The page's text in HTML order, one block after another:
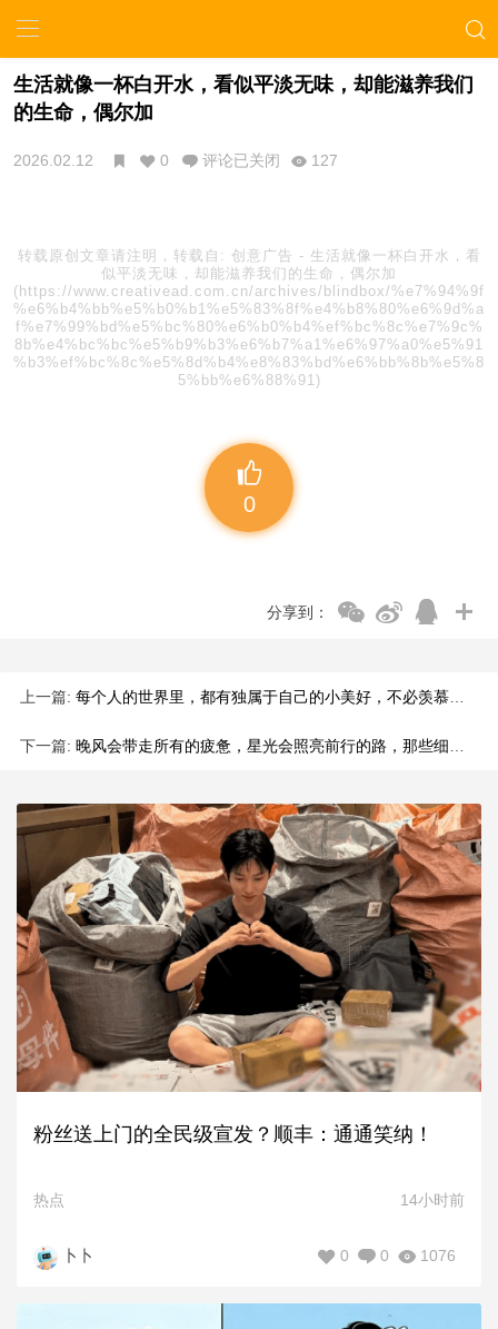
生活就像一杯白开水，看似平淡无味，却能滋养我们
的生命，偶尔加
2026.02.12 0 评论已关闭 127
转载原创文章请注明，转载自: 创意广告 - 生活就像一杯白开水，看
似平淡无味，却能滋养我们的生命，偶尔加
(https://www.creativead.com.cn/archives/blindbox/%e7%94%9f
%e6%b4%bb%e5%b0%b1%e5%83%8f%e4%b8%80%e6%9d%a
f%e7%99%bd%e5%bc%80%e6%b0%b4%ef%bc%8c%e7%9c%
8b%e4%bc%bc%e5%b9%b3%e6%b7%a1%e6%97%a0%e5%91
%b3%ef%bc%8c%e5%8d%b4%e8%83%bd%e6%bb%8b%e5%8
5%bb%e6%88%91)
0
分享到：
上一篇: 每个人的世界里，都有独属于自己的小美好，不必羡慕别人的光芒，
下一篇: 晚风会带走所有的疲惫，星光会照亮前行的路，那些细碎的欢喜，那
粉丝送上门的全民级宣发？顺丰：通通笑纳！
热点 14小时前
卜卜 1076
0
0